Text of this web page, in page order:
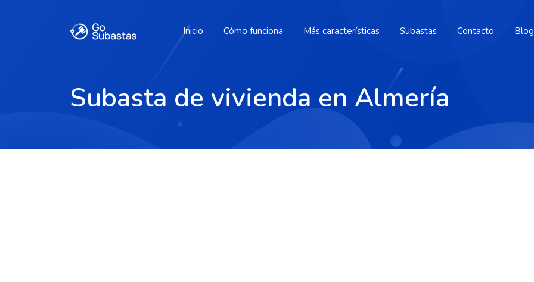
Inicio Cómo funciona Más características Subastas Contacto Blog
Subasta de vivienda en Almería